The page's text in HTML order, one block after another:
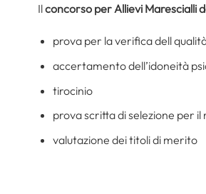
Ilconcorso per Allievi Marescialli
prova per la verifica dell
accertamento dell’idoneità
tirocinio
prova scritta di selezione per
valutazione dei titoli di merito